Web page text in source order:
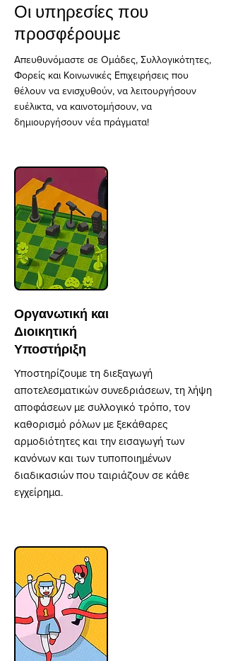
Οι υπηρεσίες που
προσφέρουμε
Απευθυνόμαστε σε Ομάδες, Συλλογικότητες,
Φορείς και Κοινωνικές Επιχειρήσεις που
θέλουν να ενισχυθούν, να λειτουργήσουν
ευέλικτα, να καινοτομήσουν, να
δημιουργήσουν νέα πράγματα!
Οργανωτική και
Διοικητική
Υποστήριξη
Υποστηρίζουμε τη διεξαγωγή
αποτελεσματικών συνεδριάσεων, τη λήψη
αποφάσεων με συλλογικό τρόπο, τον
καθορισμό ρόλων με ξεκάθαρες
αρμοδιότητες και την εισαγωγή των
κανόνων και των τυποποιημένων
διαδικασιών που ταιριάζουν σε κάθε
εγχείρημα.